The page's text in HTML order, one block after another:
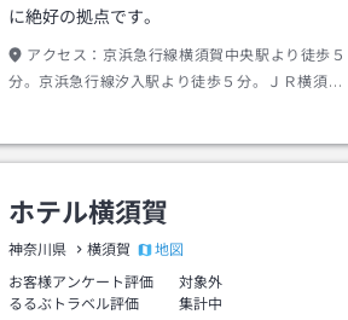
に絶好の拠点です。
アクセス： 京浜急行線横須賀中央駅より徒歩５
分。京浜急行線汐入駅より徒歩５分。ＪＲ横須賀
ホテル横須賀
神奈川県 横須賀
地図
お客様アンケート評価
対象外
るるぶトラベル評価
集計中